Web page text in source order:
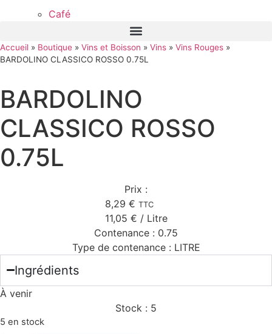
Café
Accueil » Boutique » Vins et Boisson » Vins » Vins Rouges »
BARDOLINO CLASSICO ROSSO 0.75L
BARDOLINO
CLASSICO ROSSO
0.75L
Prix :
8,29 € TTC
11,05 € / Litre
Contenance : 0.75
Type de contenance : LITRE
Ingrédients
À venir
Stock : 5
5 en stock